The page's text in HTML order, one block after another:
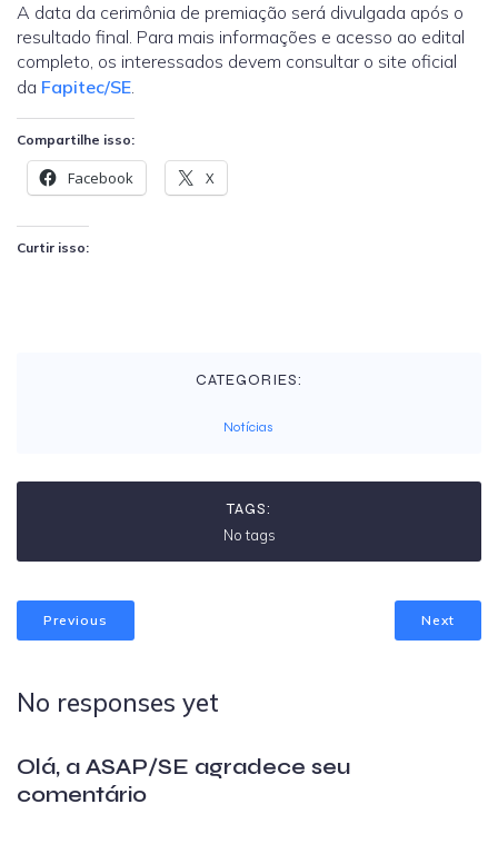
A data da cerimônia de premiação será divulgada após o
resultado final. Para mais informações e acesso ao edital
completo, os interessados devem consultar o site oficial
da Fapitec/SE.
Compartilhe isso:
Facebook X
Curtir isso:
CATEGORIES:
Notícias
TAGS:
No tags
Previous Next
No responses yet
Olá, a ASAP/SE agradece seu
comentário